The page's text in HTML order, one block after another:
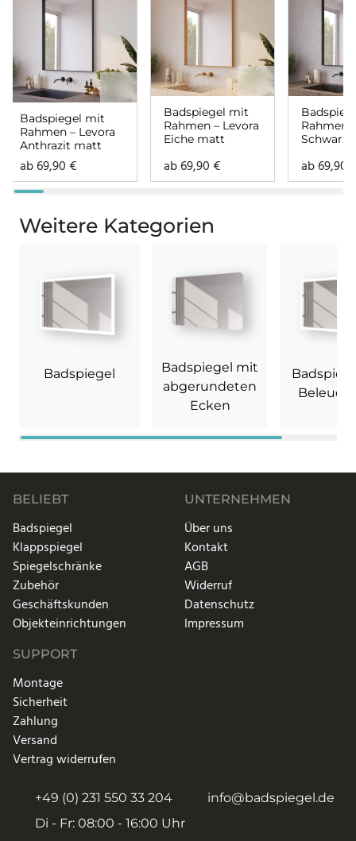
Badspiegel mit
Rahmen – Levora
Anthrazit matt
ab69,90€
Badspiegel mit
Rahmen – Levora
Eiche matt
ab69,90€
Rahmen
Schwarz
ab69,90
Weitere Kategorien
Badspiegel
Badspiegel mit
abgerundeten
Ecken
BELIEBT
Badspiegel
Klappspiegel
Spiegelschränke
Zubehör
Geschäftskunden
Objekteinrichtungen
UNTERNEHMEN
Über uns
Kontakt
AGB
Widerruf
Datenschutz
Impressum
SUPPORT
Montage
Sicherheit
Zahlung
Versand
Vertrag widerrufen
+49 (0) 231 550 33 204
info@badspiegel.de
Di - Fr: 08:00 - 16:00 Uhr